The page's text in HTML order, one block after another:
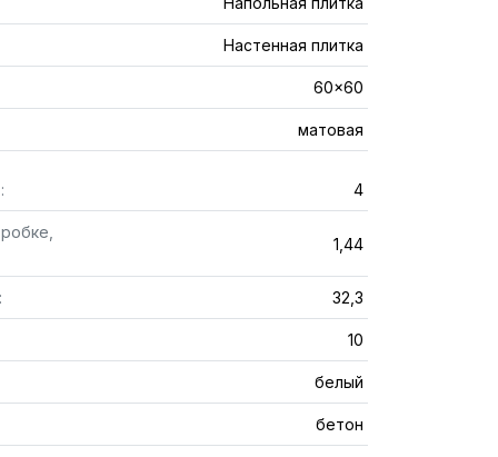
Настенная плитка
60x60
матовая
4
1,44
32,3
10
белый
бетон